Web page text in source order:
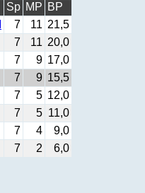
Sp MP BP
7 11 21,5
7 11 20,0
7 9 17,0
7 9 15,5
7 5 12,0
7 5 11,0
7 4
9,0
7 2 6,0